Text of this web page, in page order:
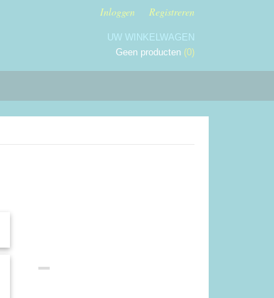
Inloggen Registreren
UW WINKELWAGEN
Geen producten (0)